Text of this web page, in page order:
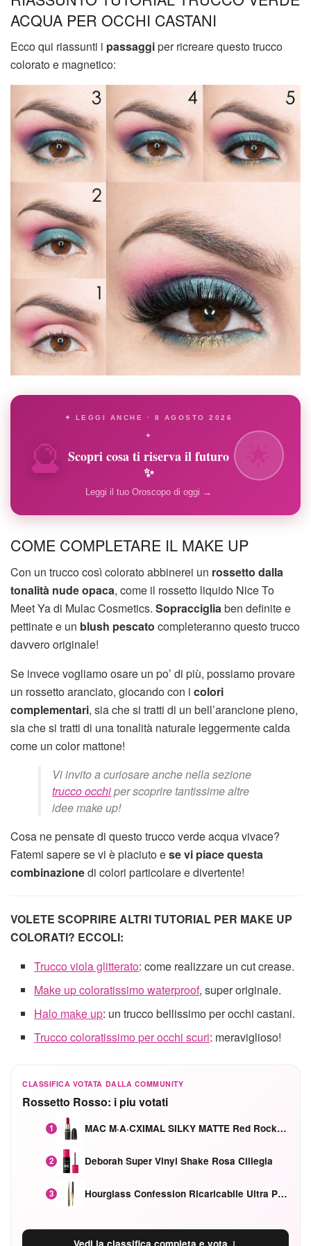
ACQUA PER OCCHI CASTANI
Ecco qui riassunti i passaggiper ricreare questo trucco
colorato e magnetico:
🔮
✦ LEGGI ANCHE · 8 AGOSTO 2026
✦
Scopri cosa ti riserva il futuro
✨
Leggi il tuo Oroscopo di oggi →
COME COMPLETARE IL MAKE UP
Con un trucco così colorato abbinerei un rossetto dalla
tonalità nude opaca, come il rossetto liquido Nice To
Meet Ya di Mulac Cosmetics. Sopraccigliaben definite e
pettinate e un blush pescato completeranno questo trucco
davvero originale!
Se invece vogliamo osare un po’ di più, possiamo provare
un rossetto aranciato, giocando con i colori
complementari, sia che si tratti di un bell’arancione pieno,
sia che si tratti di una tonalità naturale leggermente calda
come un color mattone!
Vi invito a curiosare anche nella sezione
trucco occhiper scoprire tantissime altre
idee make up!
Cosa ne pensate di questo trucco verde acqua vivace?
Fatemi sapere se vi è piaciuto ese vi piace questa
combinazionedi colori particolare e divertente!
VOLETE SCOPRIRE ALTRI TUTORIAL PER MAKE UP
COLORATI? ECCOLI:
Trucco viola glitterato: come realizzare un cut crease.
Make up coloratissimo waterproof, super originale.
Halo make up: un trucco bellissimo per occhi castani.
Trucco coloratissimo per occhi scuri: meraviglioso!
CLASSIFICA VOTATA DALLA COMMUNITY
Rossetto Rosso: i piu votati
1 MAC M·A·CXIMAL SILKY MATTE Red Rock mat
2 Deborah Super Vinyl Shake Rosa Ciliegia
3 Hourglass Confession Ricaricabile Ultra Preciso Ad Alta Intensità Secretly Classic Red